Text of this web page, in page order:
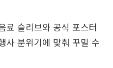
료 슬리브와 공식 포스터
사 분위기에 맞춰 꾸밀 수